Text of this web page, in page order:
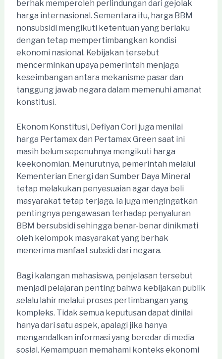
berhak memperoleh perlindungan dari gejolak
harga internasional. Sementara itu, harga BBM
nonsubsidi mengikuti ketentuan yang berlaku
dengan tetap mempertimbangkan kondisi
ekonomi nasional. Kebijakan tersebut
mencerminkan upaya pemerintah menjaga
keseimbangan antara mekanisme pasar dan
tanggung jawab negara dalam memenuhi amanat
konstitusi.
Ekonom Konstitusi, Defiyan Cori juga menilai
harga Pertamax dan Pertamax Green saat ini
masih belum sepenuhnya mengikuti harga
keekonomian. Menurutnya, pemerintah melalui
Kementerian Energi dan Sumber Daya Mineral
tetap melakukan penyesuaian agar daya beli
masyarakat tetap terjaga. Ia juga mengingatkan
pentingnya pengawasan terhadap penyaluran
BBM bersubsidi sehingga benar-benar dinikmati
oleh kelompok masyarakat yang berhak
menerima manfaat subsidi dari negara.
Bagi kalangan mahasiswa, penjelasan tersebut
menjadi pelajaran penting bahwa kebijakan publik
selalu lahir melalui proses pertimbangan yang
kompleks. Tidak semua keputusan dapat dinilai
hanya dari satu aspek, apalagi jika hanya
mengandalkan informasi yang beredar di media
sosial. Kemampuan memahami konteks ekonomi